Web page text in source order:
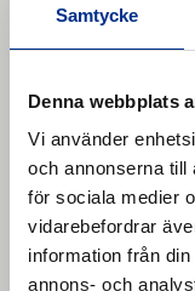
Samtycke
Denna webbplats
Vi använder
och annonserna till
för sociala medier
vidarebefordrar
information från
annons- och